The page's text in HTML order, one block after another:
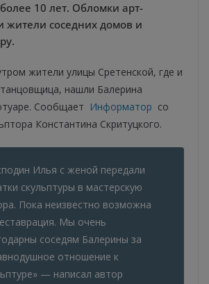
10 лет. Обломки арт-
жители соседних домов и
жители улицы Сретенской, где и
нашли Балерина
Сообщает Информатор со
Константина Скритуцкого.
Илья с женой передали
скульптуры в мастерскую
Пока неизвестно возможна
Мы очень
соседям Балерины за
отношение к
— написал автор